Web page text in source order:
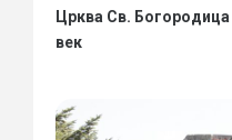
Црква Св.
век